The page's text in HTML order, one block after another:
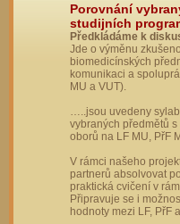
Porovnání
studijních
Předkládáme k
Jde o výměnu
biomedicínských
komunikaci a
MU a VUT).
…..jsou uvedeny
vybraných předmětů
oborů na LF MU, PřF
V rámci našeho
partnerů absolvovat
praktická cvičení v
Připravuje se i
hodnoty mezi LF, PřF